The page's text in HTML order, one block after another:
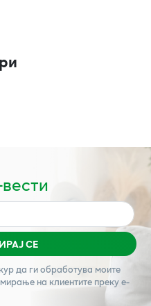
СЕ
да ги обработува моите
на клиентите преку е-